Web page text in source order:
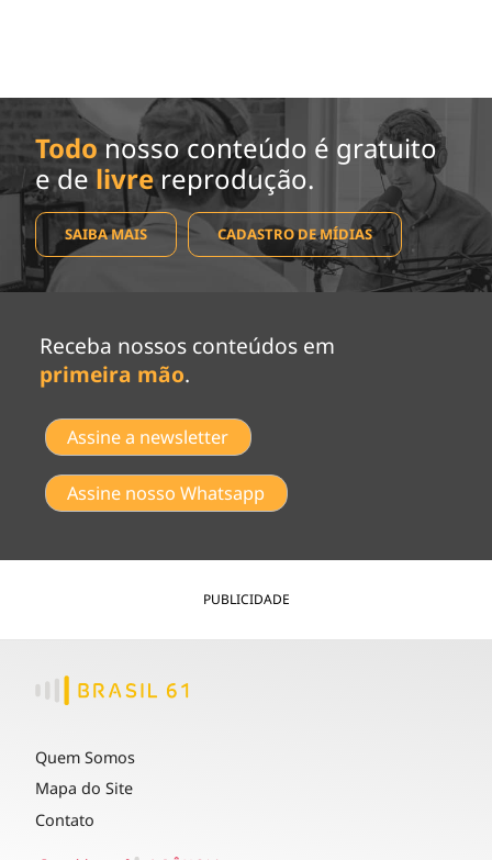
Todo nosso conteúdo é gratuito
e de livrereprodução.
SAIBA MAIS CADASTRO DE MÍDIAS
Receba nossos conteúdos em
primeira mão.
Assine a newsletter
Assine nosso Whatsapp
PUBLICIDADE
Quem Somos
Mapa do Site
Contato